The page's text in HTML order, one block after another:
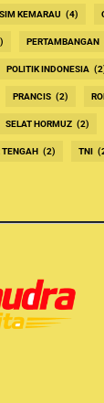
KEMARAU (4)
PERTAMBANGAN
POLITIK INDONESIA
PRANCIS (2)
SELAT HORMUZ (2)
TENGAH (2) TNI